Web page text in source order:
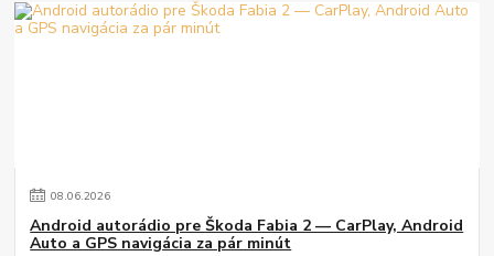
08.06.2026
Android autorádio pre Škoda Fabia 2 — CarPlay, Android
Auto a GPS navigácia za pár minút